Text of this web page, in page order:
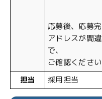
応募後、応募
アドレスが間
で、
ご確認ください
担当
採用担当